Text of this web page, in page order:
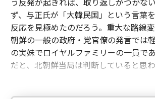
ず、与正氏が「大韓民国」という言葉
反応を見極めたのだろう。重大な路線
朝鮮の一般の政府・党官僚の発言では
の実妹でロイヤルファミリーの一員で
だと、北朝鮮当局は判断していると思わ